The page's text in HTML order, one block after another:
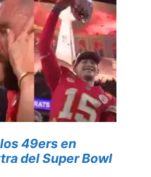
49ers en
del Super Bowl